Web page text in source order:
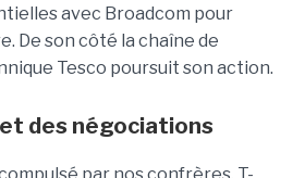
avec Broadcom pour
De son côté la chaîne de
Tesco poursuit son action.
des négociations